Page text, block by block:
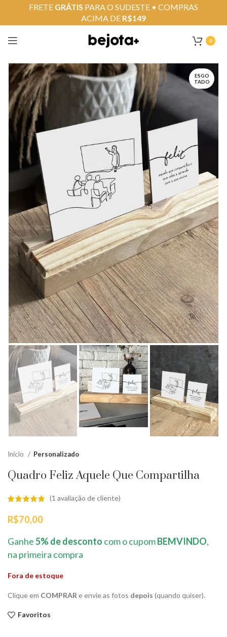
0
ESGO
TADO
Início Personalizado
Quadro Feliz Aquele Que Compartilha
(1 avaliação de cliente)
R$70,00
Ganhe5% de desconto com o cupomBEMVINDO,
na primeira compra
Fora de estoque
Clique em COMPRAR e envie as fotos depois (quando quiser).
Favoritos
FRETE GRÁTIS PARA O SUDESTE • COMPRAS
ACIMA DE R$149